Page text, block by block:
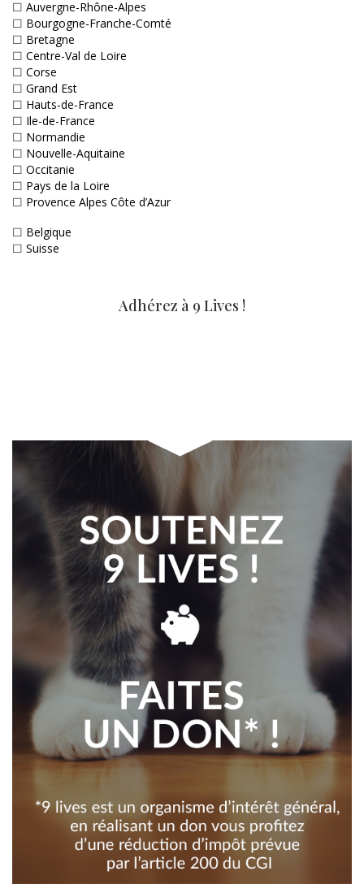
☐ Auvergne-Rhône-Alpes
☐ Bourgogne-Franche-Comté
☐ Bretagne
☐ Centre-Val de Loire
☐ Corse
☐ Grand Est
☐ Hauts-de-France
☐ Ile-de-France
☐ Normandie
☐ Nouvelle-Aquitaine
☐ Occitanie
☐ Pays de la Loire
☐ Provence Alpes Côte d’Azur
☐ Belgique
☐ Suisse
Adhérez à 9 Lives !